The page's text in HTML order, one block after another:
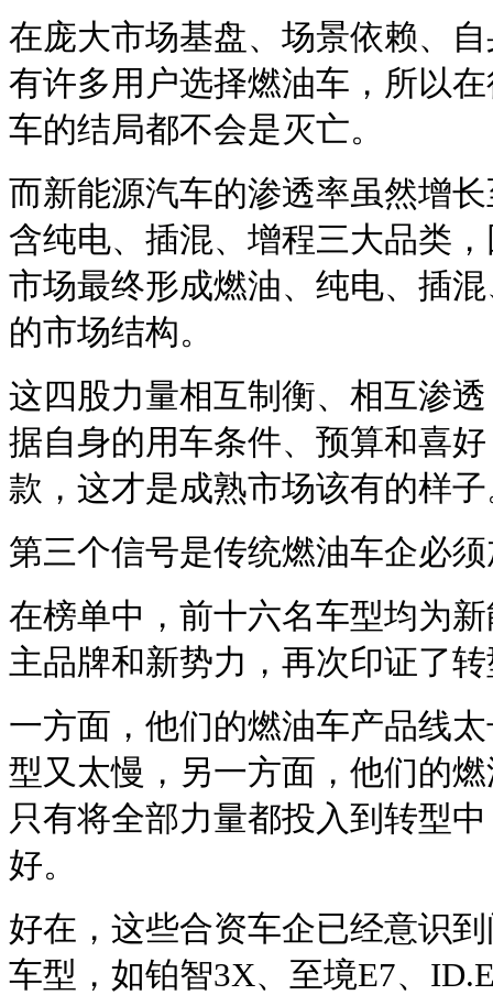
在庞大市场基盘、场景依赖、
有许多用户选择燃油车，所以
车的结局都不会是灭亡。
而新能源汽车的渗透率虽然增
含纯电、插混、增程三大品类
市场最终形成燃油、纯电、插
的市场结构。
这四股力量相互制衡、相互渗
据自身的用车条件、预算和喜
款，这才是成熟市场该有的样
第三个信号是传统燃油车企必
在榜单中，前十六名车型均为
主品牌和新势力，再次印证了
一方面，他们的燃油车产品线
型又太慢，另一方面，他们的
只有将全部力量都投入到转型
好。
好在，这些合资车企已经意识
车型，如铂智3X、至境E7、